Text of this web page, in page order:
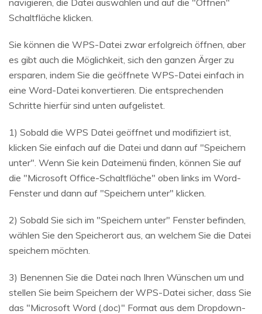
Schaltfläche klicken.
Sie können die WPS-Datei zwar erfolgreich öffnen, aber
es gibt auch die Möglichkeit, sich den ganzen Ärger zu
ersparen, indem Sie die geöffnete WPS-Datei einfach in
eine Word-Datei konvertieren. Die entsprechenden
Schritte hierfür sind unten aufgelistet.
1) Sobald die WPS Datei geöffnet und modifiziert ist,
klicken Sie einfach auf die Datei und dann auf "Speichern
unter". Wenn Sie kein Dateimenü finden, können Sie auf
die "Microsoft Office-Schaltfläche" oben links im Word-
Fenster und dann auf "Speichern unter" klicken.
2) Sobald Sie sich im "Speichern unter" Fenster befinden,
wählen Sie den Speicherort aus, an welchem Sie die Datei
speichern möchten.
3) Benennen Sie die Datei nach Ihren Wünschen um und
stellen Sie beim Speichern der WPS-Datei sicher, dass Sie
das "Microsoft Word (.doc)" Format aus dem Dropdown-